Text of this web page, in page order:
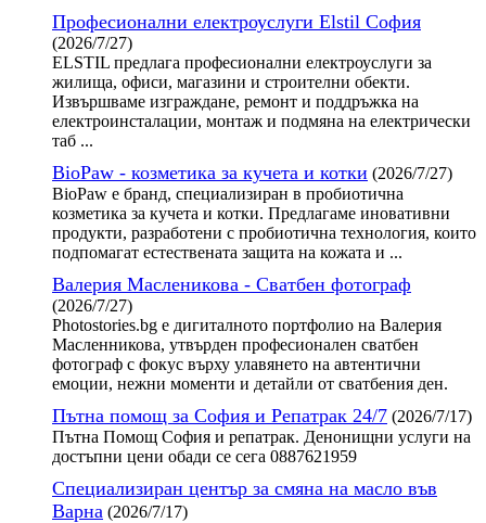
Професионални електроуслуги Elstil София
(2026/7/27)
ELSTIL предлага професионални електроуслуги за
жилища, офиси, магазини и строителни обекти.
Извършваме изграждане, ремонт и поддръжка на
електроинсталации, монтаж и подмяна на електрически
таб ...
BioPaw - козметика за кучета и котки (2026/7/27)
BioPaw е бранд, специализиран в пробиотична
козметика за кучета и котки. Предлагаме иновативни
продукти, разработени с пробиотична технология, които
подпомагат естествената защита на кожата и ...
Валерия Масленикова - Сватбен фотограф
(2026/7/27)
Photostories.bg е дигиталното портфолио на Валерия
Масленникова, утвърден професионален сватбен
фотограф с фокус върху улавянето на автентични
емоции, нежни моменти и детайли от сватбения ден.
Пътна помощ за София и Репатрак 24/7 (2026/7/17)
Пътна Помощ София и репатрак. Денонищни услуги на
достъпни цени обади се сега 0887621959
Специализиран център за смяна на масло във
Варна (2026/7/17)